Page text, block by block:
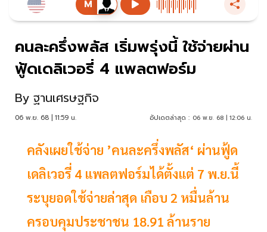
คนละครึ่งพลัส เริ่มพรุ่งนี้ ใช้จ่ายผ่าน
ฟู้ดเดลิเวอรี่ 4 แพลตฟอร์ม
By ฐานเศรษฐกิจ
06 พ.ย. 68 | 11:59 น. อัปเดตล่าสุด : 06 พ.ย. 68 | 12:06 น.
คลังเผยใช้จ่าย ’คนละครึ่งพลัส‘ ผ่านฟู้ด
เดลิเวอรี่ 4 แพลตฟอร์มได้ตั้งแต่ 7 พ.ย.นี้
ระบุยอดใช้จ่ายล่าสุด เกือบ 2 หมื่นล้าน
ครอบคุมประชาชน 18.91 ล้านราย